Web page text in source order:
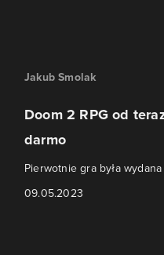
Jakub Smolak
Doom 2 RPG od
darmo
Pierwotnie gra była
09.05.2023